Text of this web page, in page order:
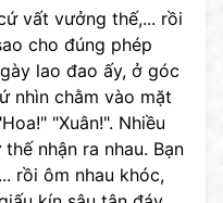
vất vưởng thế,... rồi
cho đúng phép
lao đao ấy, ở góc
nhìn chằm vào mặt
"Xuân!". Nhiều
nhận ra nhau. Bạn
rồi ôm nhau khóc,